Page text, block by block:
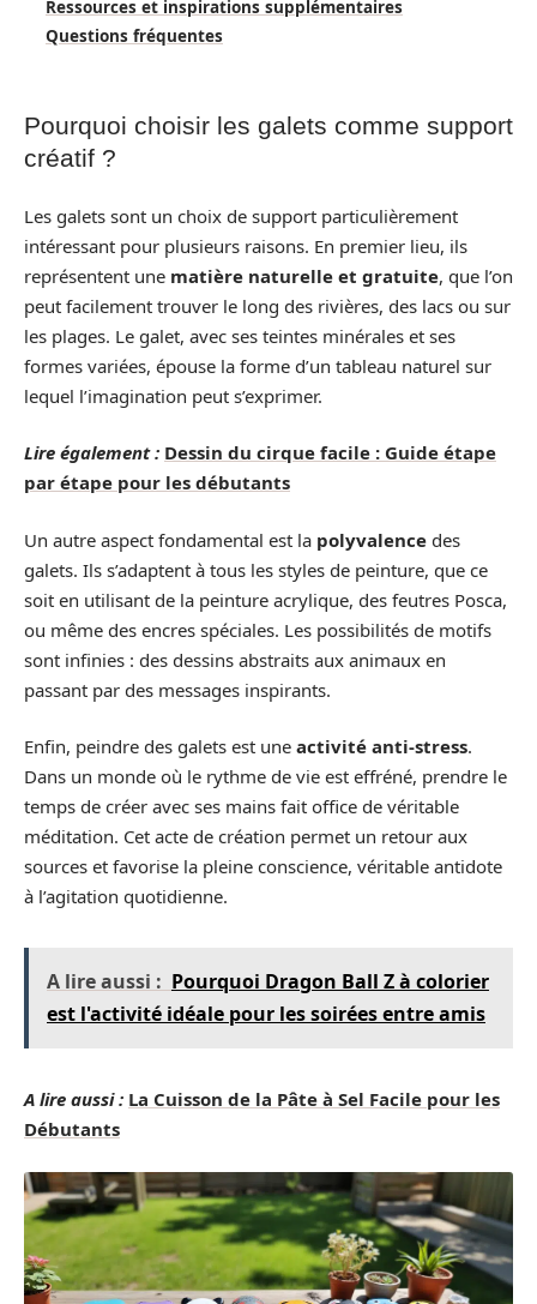
Ressources et inspirations supplémentaires
Questions fréquentes
Pourquoi choisir les galets comme support
créatif ?
Les galets sont un choix de support particulièrement
intéressant pour plusieurs raisons. En premier lieu, ils
représentent une matière naturelle et gratuite, que l’on
peut facilement trouver le long des rivières, des lacs ou sur
les plages. Le galet, avec ses teintes minérales et ses
formes variées, épouse la forme d’un tableau naturel sur
lequel l’imagination peut s’exprimer.
Lire également : Dessin du cirque facile : Guide étape
par étape pour les débutants
Un autre aspect fondamental est la polyvalence des
galets. Ils s’adaptent à tous les styles de peinture, que ce
soit en utilisant de la peinture acrylique, des feutres Posca,
ou même des encres spéciales. Les possibilités de motifs
sont infinies : des dessins abstraits aux animaux en
passant par des messages inspirants.
Enfin, peindre des galets est une activité anti-stress.
Dans un monde où le rythme de vie est effréné, prendre le
temps de créer avec ses mains fait office de véritable
méditation. Cet acte de création permet un retour aux
sources et favorise la pleine conscience, véritable antidote
à l’agitation quotidienne.
A lire aussi : Pourquoi Dragon Ball Z à colorier
est l'activité idéale pour les soirées entre amis
A lire aussi : La Cuisson de la Pâte à Sel Facile pour les
Débutants